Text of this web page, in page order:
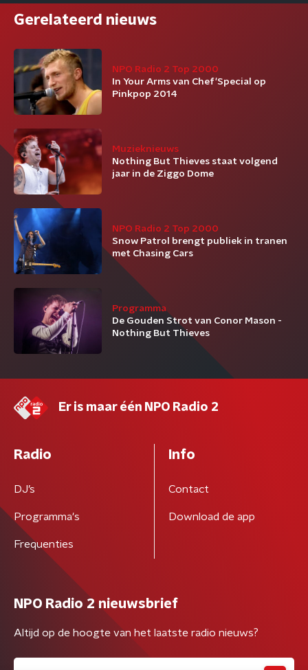
Gerelateerd nieuws
NPO Radio 2 Top 2000
In Your Arms van Chef'Special op
Pinkpop 2014
Muzieknieuws
Nothing But Thieves staat volgend
jaar in de Ziggo Dome
NPO Radio 2 Top 2000
Snow Patrol brengt publiek in tranen
met Chasing Cars
Programma
De Gouden Strot van Conor Mason -
Nothing But Thieves
Er is maar één NPO Radio 2
Radio
DJ’s
Programma's
Frequenties
Info
Contact
Download de app
NPO Radio 2 nieuwsbrief
Altijd op de hoogte van het laatste radio nieuws?